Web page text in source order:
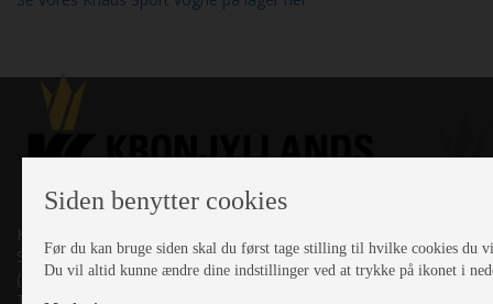
Kronjyllands Camping Center A/S
Suderholmen 10, 8960 Randers SØ
(Lige ud til Grenåvej)
Siden benytter cookies
Før du kan bruge siden skal du først tage stilling til hvilke cookies du
Du vil altid kunne ændre dine indstillinger ved at trykke på ikonet i